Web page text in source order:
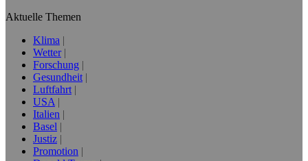
Aktuelle Themen
Klima
Wetter
Forschung
Gesundheit
Luftfahrt
USA
Italien
Basel
Justiz
Promotion